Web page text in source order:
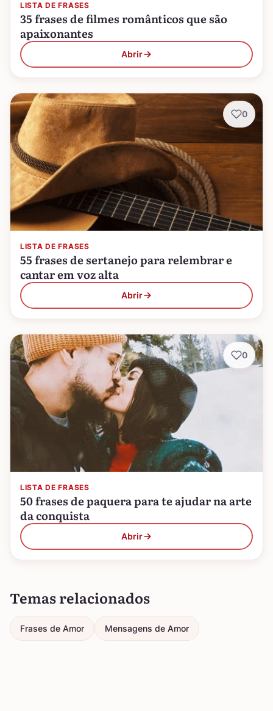
LISTA DE FRASES
35 frases de filmes românticos que são
apaixonantes
Abrir
LISTA DE FRASES
55 frases de sertanejo para relembrar e
cantar em voz alta
Abrir
0
LISTA DE FRASES
50 frases de paquera para te ajudar na arte
da conquista
Abrir
0
Temas relacionados
Frases de Amor Mensagens de Amor